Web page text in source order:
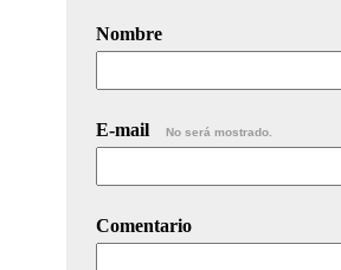
Nombre
E-mail No será mostrado.
Comentario